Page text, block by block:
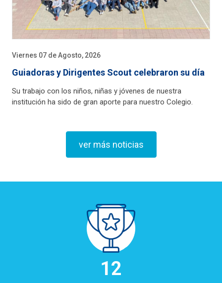
Viernes 07 de Agosto, 2026
Guiadoras y Dirigentes Scout celebraron su día
Su trabajo con los niños, niñas y jóvenes de nuestra
institución ha sido de gran aporte para nuestro Colegio.
ver más noticias
13